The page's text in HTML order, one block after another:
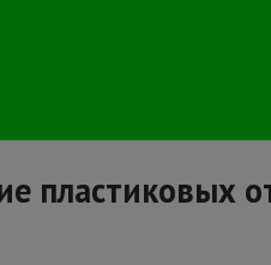
пластиковых